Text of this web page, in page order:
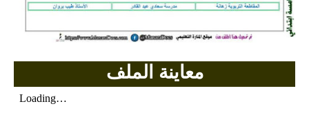
بحوث في مجالات اخرى
معاينة الملف